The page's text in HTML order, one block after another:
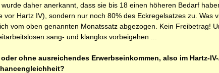
daher anerkannt, dass sie bis 18 einen höheren Bedarf
Hartz IV), sondern nur noch 80% des Eckregelsatzes zu. Was
vom oben genannten Monatssatz abgezogen. Kein Freibetrag!
sang- und klanglos vorbeigehen ...
ohne ausreichendes Erwerbseinkommen, also im Hartz-